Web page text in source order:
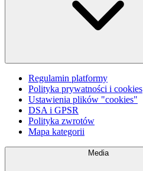
Regulamin platformy
Polityka prywatności i cookies
Ustawienia plików "cookies"
DSA i GPSR
Polityka zwrotów
Mapa kategorii
Media